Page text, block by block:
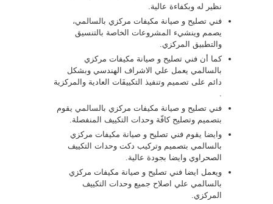
نظير له وبكفاءة عالية.
فني تصليح و صيانة مكيفات مركزي بالسالمي،
يصمم وينشيء المشروعات الخاصة بالتنسيق
والتطبيق المركزي.
كما أن فني تصليح و صيانة مكيفات مركزي
بالسالمي يعمل علي الاشراف الهندسي وبشكل
دائم على تصميم وتنفيذ التكييفَات العادية والمركزية
فني تصليح و صيانة مكيفات مركزي بالسالمي يقوم
بتصميم وتصليح كافّة وحدات التكييف المنفصلة.
وايضا يقوم فني تصليح و صيانة مكيفات مركزي
بالسالمي بتصميم وتركيب دكت وحدات التكييف
الصحراوي وايضا بجودة عالية.
ويعمل ايضا فني تصليح و صيانة مكيفات مركزي
بالسالمي علي اصلاح جميع وحدات التكييف
المركزي.